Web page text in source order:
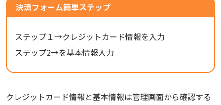
決済フォーム簡単ステップ
ステップ１→クレジットカード情報を入力
ステップ2→を基本情報入力
クレジットカード情報と基本情報は管理画面から確認する